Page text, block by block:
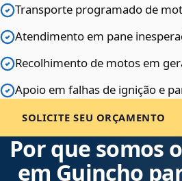
Transporte programado de
Atendimento em pane
Recolhimento de motos em
Apoio em falhas de ignição e
SOLICITE SEU ORÇAMENTO
Por que somos
em Guincho